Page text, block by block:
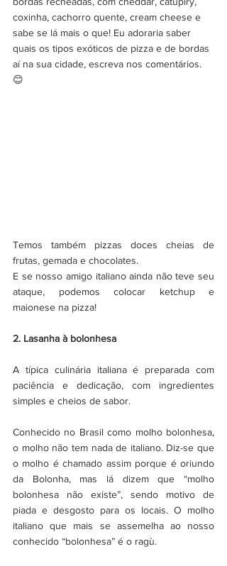
coxinha, cachorro quente, cream cheese e
sabe se lá mais o que! Eu adoraria saber
quais os tipos exóticos de pizza e de bordas
aí na sua cidade, escreva nos comentários.
😊
Temos também pizzas doces cheias de
frutas, gemada e chocolates.
E se nosso amigo italiano ainda não teve seu
ataque, podemos colocar ketchup e
maionese na pizza!
2. Lasanha à bolonhesa
A típica culinária italiana é preparada com
paciência e dedicação, com ingredientes
simples e cheios de sabor.
Conhecido no Brasil como molho bolonhesa,
o molho não tem nada de italiano. Diz-se que
o molho é chamado assim porque é oriundo
da Bolonha, mas lá dizem que “molho
bolonhesa não existe”, sendo motivo de
piada e desgosto para os locais. O molho
italiano que mais se assemelha ao nosso
conhecido “bolonhesa” é o ragù.